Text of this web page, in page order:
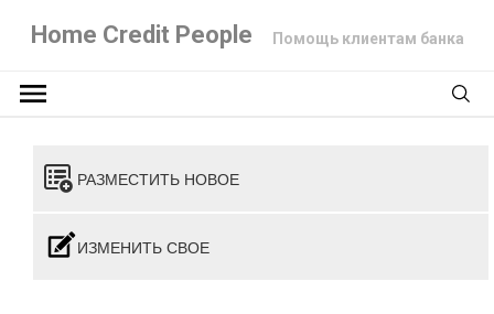
Home Credit People Помощь клиентам банка
РАЗМЕСТИТЬ НОВОЕ
ИЗМЕНИТЬ СВОЕ